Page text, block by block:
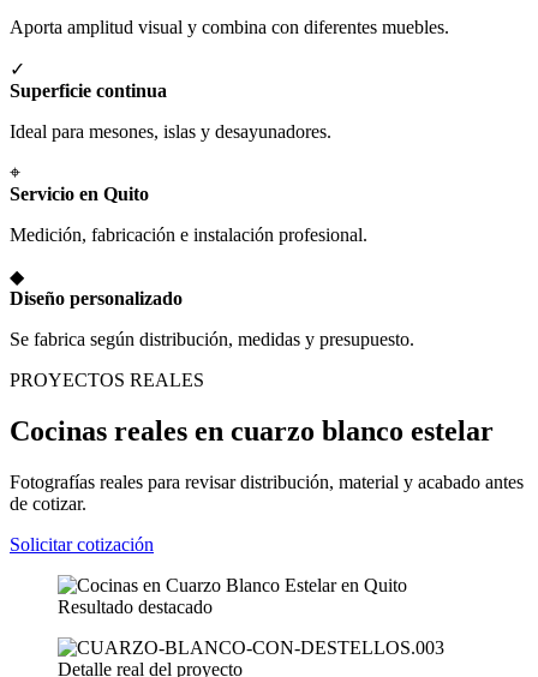
Aporta amplitud visual y combina con diferentes muebles.
✓
Superficie continua
Ideal para mesones, islas y desayunadores.
⌖
Servicio en Quito
Medición, fabricación e instalación profesional.
◆
Diseño personalizado
Se fabrica según distribución, medidas y presupuesto.
PROYECTOS REALES
Cocinas reales en cuarzo blanco estelar
Fotografías reales para revisar distribución, material y acabado antes
de cotizar.
Solicitar cotización
Resultado destacado
Detalle real del proyecto